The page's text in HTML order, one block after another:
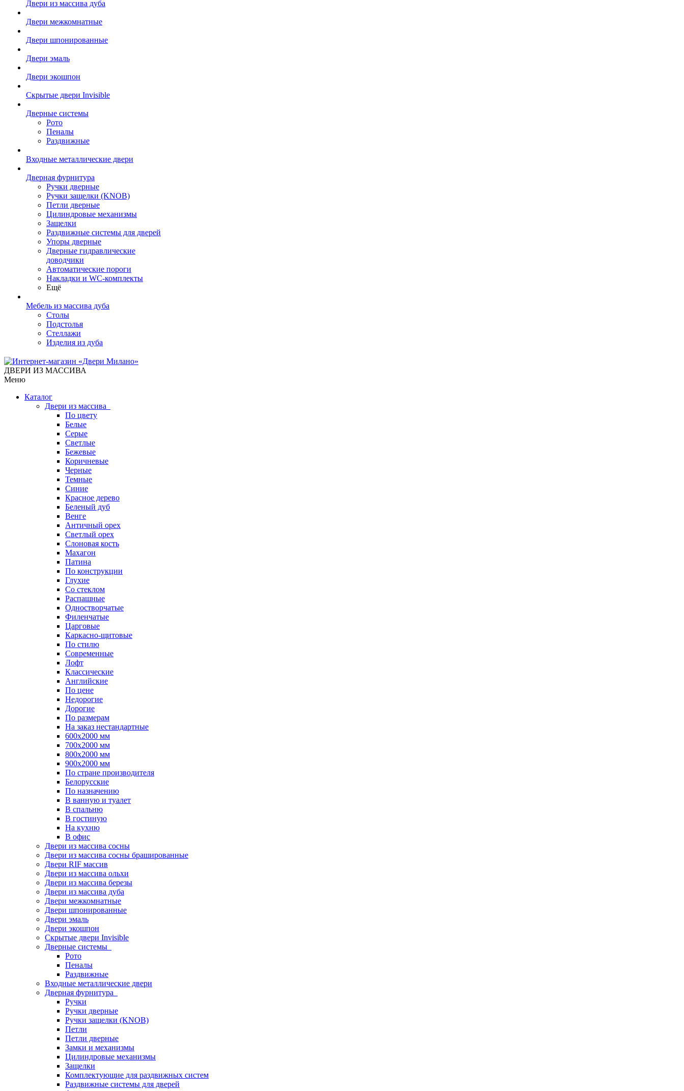
Двери из массива дуба
Двери межкомнатные
Двери шпонированные
Двери эмаль
Двери экошпон
Скрытые двери Invisible
Дверные системы
Рото
Пеналы
Раздвижные
Входные металлические двери
Дверная фурнитура
Ручки дверные
Ручки защелки (KNOB)
Петли дверные
Цилиндровые механизмы
Защелки
Раздвижные системы для дверей
Упоры дверные
Дверные гидравлические
доводчики
Автоматические пороги
Накладки и WC-комплекты
Ещё
Мебель из массива дуба
Столы
Подстолья
Стеллажи
Изделия из дуба
ДВЕРИ ИЗ МАССИВА
Меню
Каталог
Двери из массива
По цвету
Белые
Серые
Светлые
Бежевые
Коричневые
Черные
Темные
Синие
Красное дерево
Беленый дуб
Венге
Античный орех
Светлый орех
Слоновая кость
Махагон
Патина
По конструкции
Глухие
Со стеклом
Распашные
Одностворчатые
Филенчатые
Царговые
Каркасно-щитовые
По стилю
Современные
Лофт
Классические
Английские
По цене
Недорогие
Дорогие
По размерам
На заказ нестандартные
600х2000 мм
700х2000 мм
800х2000 мм
900х2000 мм
По стране производителя
Белорусские
По назначению
В ванную и туалет
В спальню
В гостиную
На кухню
В офис
Двери из массива сосны
Двери из массива сосны брашированные
Двери RIF массив
Двери из массива ольхи
Двери из массива березы
Двери из массива дуба
Двери межкомнатные
Двери шпонированные
Двери эмаль
Двери экошпон
Скрытые двери Invisible
Дверные системы
Рото
Пеналы
Раздвижные
Входные металлические двери
Дверная фурнитура
Ручки
Ручки дверные
Ручки защелки (KNOB)
Петли
Петли дверные
Замки и механизмы
Цилиндровые механизмы
Защелки
Комплектующие для раздвижных систем
Раздвижные системы для дверей